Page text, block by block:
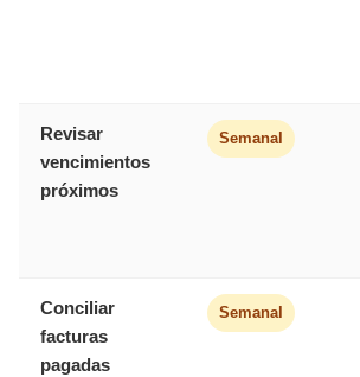
Revisar
vencimientos
próximos
Semanal
Conciliar
facturas
pagadas
Semanal